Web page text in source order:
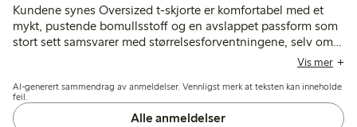
Kundene synes Oversized t-skjorte er komfortabel med et
mykt, pustende bomullsstoff og en avslappet passform som
stort sett samsvarer med størrelsesforventningene, selv om
noen anbefaler å gå ned en størrelse for en mindre løs
og formendringer etter vask, men de fleste påpeker at farge
og stil stemmer godt overens med produktbildene.
Vis mer
AI-generert sammendrag av anmeldelser. Vennligst merk at teksten kan inneholde
feil.
Alle anmeldelser